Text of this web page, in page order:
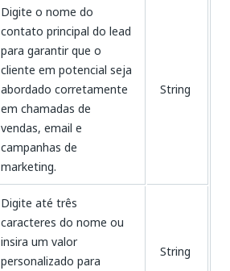
Digite o nome do
contato principal do lead
para garantir que o
cliente em potencial seja
abordado corretamente
em chamadas de
vendas, email e
campanhas de
marketing.
String
Digite até três
caracteres do nome ou
insira um valor
personalizado para
String